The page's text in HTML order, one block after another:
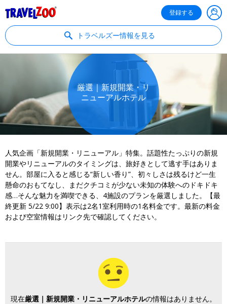
登録する
トラベルズー情報を見る
厳選｜新規開業・リ
ニューアルホテル
人気企画「新規開業・リニューアル」特集。話題性たっぷりの新規
開業やリニューアルのタイミングは、旅好きとして逃す手はありま
せん。部屋に入ると感じる“新しい香り”、初々しさは残るけど一生
懸命のおもてなし、まだクチコミが少ない未知の体験へのドキドキ
感…そんな魅力を満喫できる、4施設のプランを厳選しました。【最
終更新 5/22 9:00】表示は2名1室利用時の1名料金です。最新の料金
および空室情報はリンク先で確認してください。
現在厳選｜新規開業・リニューアルホテルの情報はありません。